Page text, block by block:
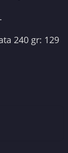
240 gr: 129